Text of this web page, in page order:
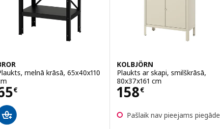
melnā krāsā, 65x40x110
€ 65€
KOLBJÖRN
Plaukts ar skapi, smilškrāsā,
80x37x161 cm
158€
Cena 158€
Pašlaik nav pieejams